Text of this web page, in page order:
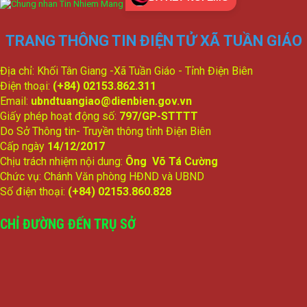
và Đào tạo năm học 2026-2027
349/BC-UBND
và phòng chống tham nhũng, tiêu cực 6 tháng đầu năm
2026; phương hướng, nhiệm vụ 6 tháng cuối năm 2026
lượt xem: 199 | lượt tải:122
342/BC-UBND
(1) Về tình hình thực hiện Kế hoạch phát triển kinh tế-xã hội,
đảm bảo quốc phòng-an ninh trong 6 tháng đầu năm; nhiệm
vụ, giải pháp trọng tâm 6 tháng cuối năm 2026
lượt xem: 134 | lượt tải:117
1665/TTr-UBND
pháp bảo đảm thực hiện dân chủ ở cơ sở trên địa bàn xã
Tuần Giáo
TRANG THÔNG TIN ĐIỆN TỬ XÃ TUẦN GIÁO
Địa chỉ: Khối Tân Giang -Xã Tuần Giáo - Tỉnh Điện Biên
Điện thoại: (+84) 02153.862.311
Email: ubndtuangiao@dienbien.gov.vn
Giấy phép hoạt động số: 797/GP-STTTT
Do Sở Thông tin- Truyền thông tỉnh Điện Biên
Cấp ngày 14/12/2017
Chịu trách nhiệm nội dung: Ông Võ Tá Cường
Chức vụ: Chánh Văn phòng HĐND và UBND
Số điện thoại: (+84) 02153.860.828
CHỈ ĐƯỜNG ĐẾN TRỤ SỞ